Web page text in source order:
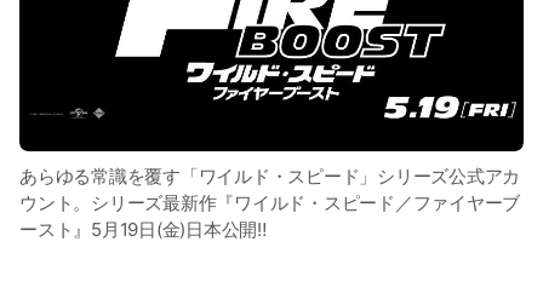
あらゆる常識を覆す「ワイルド・スピード」シリーズ公式アカ
ウント。シリーズ最新作『ワイルド・スピード／ファイヤーブ
ースト』5月19日(金)日本公開‼